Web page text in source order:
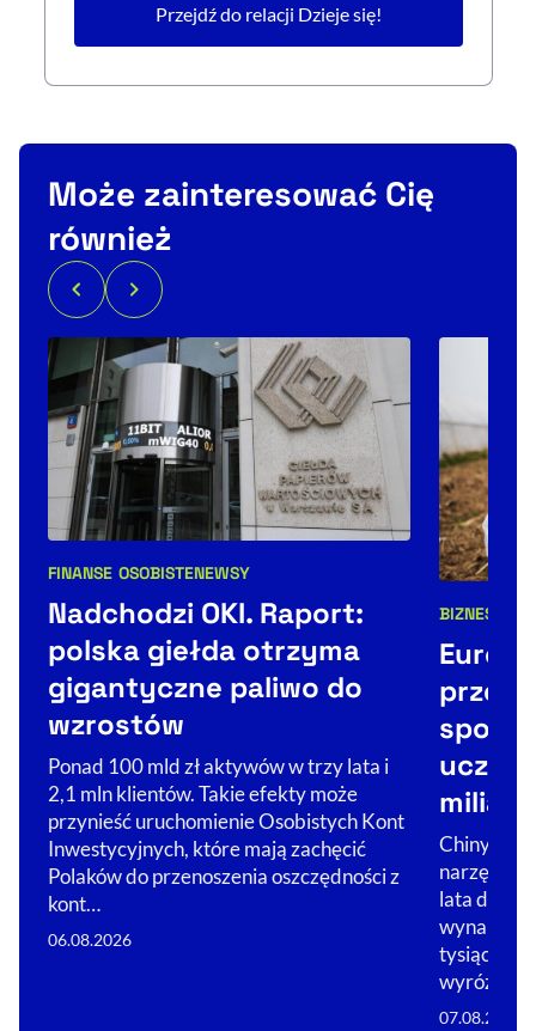
Przejdź do relacji Dzieje się!
Może zainteresować Cię
również
Kategorie artykułu:
FINANSE OSOBISTENEWSY
Nadchodzi OKI. Raport:
polska giełda otrzyma
gigantyczne paliwo do
wzrostów
Ponad 100 mld zł aktywów w trzy lata i
2,1 mln klientów. Takie efekty może
przynieść uruchomienie Osobistych Kont
Inwestycyjnych, które mają zachęcić
Polaków do przenoszenia oszczędności z
kont…
06.08.2026
Kategorie
BIZNES
Chiny
narzędzie
lata do
tysiące
wyróżnia
07.08.2026